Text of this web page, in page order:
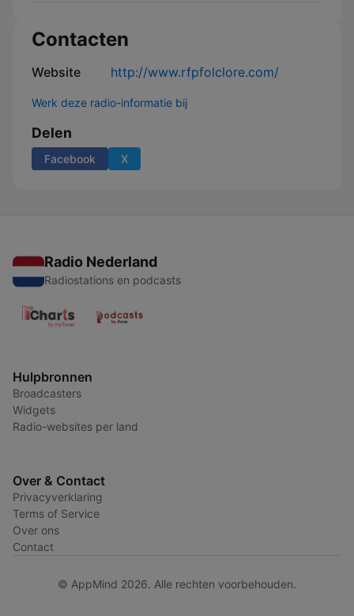
Contacten
Website http://www.rfpfolclore.com/
Werk deze radio-informatie bij
Delen
Facebook X
Radio Nederland
Radiostations en podcasts
Hulpbronnen
Broadcasters
Widgets
Radio-websites per land
Over & Contact
Privacyverklaring
Terms of Service
Over ons
Contact
© AppMind 2026. Alle rechten voorbehouden.